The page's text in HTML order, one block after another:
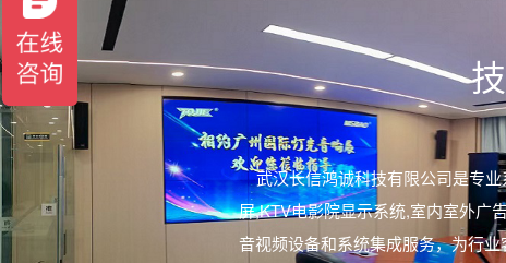
武汉长信鸿诚科技有限公司是专
屏,KTV电影院显示系统,室内室外广
音视频设备和系统集成服务，为行